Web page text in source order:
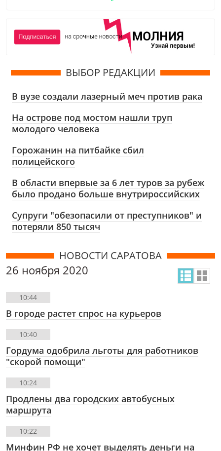
ВЫБОР РЕДАКЦИИ
В вузе создали лазерный меч против рака
На острове под мостом нашли труп
молодого человека
Горожанин на питбайке сбил
полицейского
В области впервые за 6 лет туров за рубеж
было продано больше внутрироссийских
Супруги "обезопасили от преступников" и
потеряли 850 тысяч
НОВОСТИ САРАТОВА
26 ноября 2020
10:44
В городе растет спрос на курьеров
10:40
Гордума одобрила льготы для работников
"скорой помощи"
10:24
Продлены два городских автобусных
маршрута
10:22
Минфин РФ не хочет выделять деньги на